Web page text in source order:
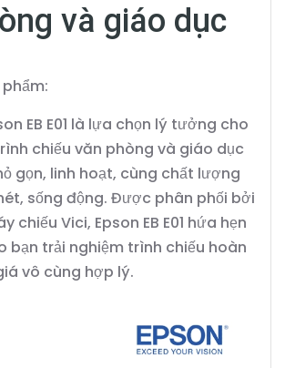
và giáo dục
EB E01 là lựa chọn lý tưởng cho
chiếu văn phòng và giáo dục
gọn, linh hoạt, cùng chất lượng
sống động. Được phân phối bởi
chiếu Vici, Epson EB E01 hứa hẹn
bạn trải nghiệm trình chiếu hoàn
vô cùng hợp lý.